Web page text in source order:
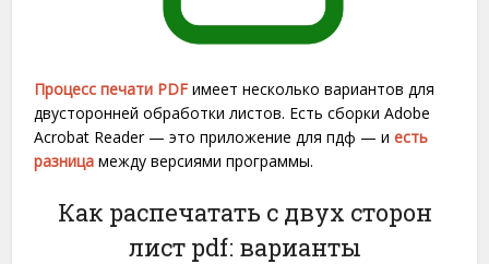
Процесс печати PDF имеет несколько вариантов для
двусторонней обработки листов. Есть сборки Adobe
Acrobat Reader — это приложение для пдф — иесть
разница между версиями программы.
Как распечатать с двух сторон
лист pdf: варианты